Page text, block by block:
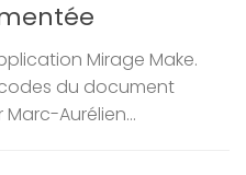
Mirage Make.
du document
Aurélien...